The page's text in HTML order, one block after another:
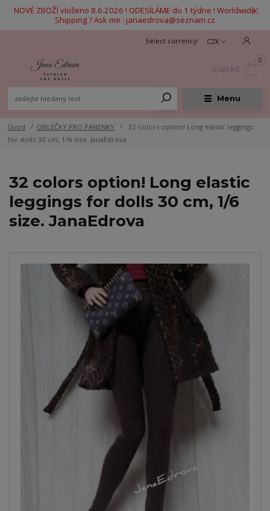
NOVÉ ZBOŽÍ vloženo 8.6.2026 ! ODESÍLÁME do 1 týdne ! Worldwide
Shipping ? Ask me : janaedrova@seznam.cz
Menu
CZK
0
Úvod OBLEČKY PRO PANENKY
32 colors option! Long elastic leggings
for dolls 30 cm, 1/6 size. JanaEdrova
32 colors option! Long elastic
leggings for dolls 30 cm, 1/6
size. JanaEdrova